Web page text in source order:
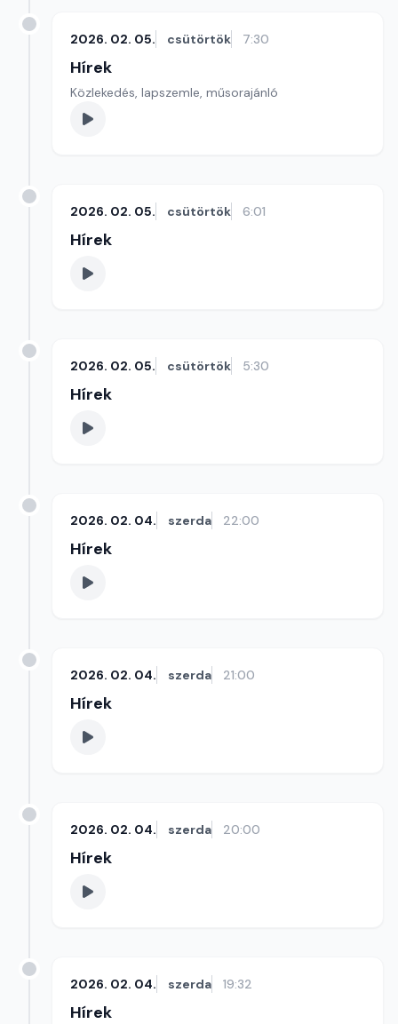
2026. 02. 05. csütörtök 7:30
Hírek
Közlekedés, lapszemle, műsorajánló
2026. 02. 05. csütörtök 6:01
Hírek
2026. 02. 05. csütörtök 5:30
Hírek
2026. 02. 04. szerda 22:00
Hírek
2026. 02. 04. szerda 21:00
Hírek
2026. 02. 04. szerda 20:00
Hírek
2026. 02. 04. szerda 19:32
Hírek